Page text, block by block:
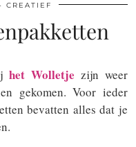
CREATIEF
het Wolletje zijn weer
gekomen. Voor ieder
bevatten alles dat je